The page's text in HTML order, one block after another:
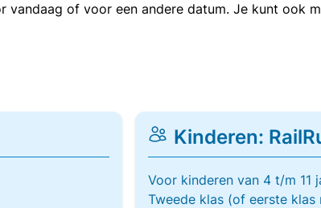
of voor een andere datum. Je kunt ook
Kinderen:
Voor kinderen van 4 t/m 11
Tweede klas (of eerste klas